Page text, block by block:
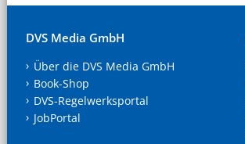
DVS Media GmbH
Über die DVS Media GmbH
Book-Shop
DVS-Regelwerksportal
JobPortal